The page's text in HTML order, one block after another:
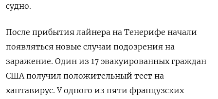
судно.
После прибытия лайнера на Тенерифе начали
появляться новые случаи подозрения на
заражение. Один из 17 эвакуированных граждан
США получил положительный тест на
хантавирус. У одного из пяти французских